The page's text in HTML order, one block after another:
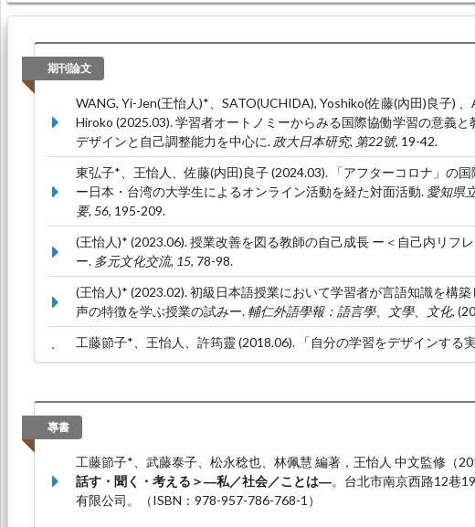
期刊論文
WANG, Yi-Jen(王怡人)*、SATO(UCHIDA), Yoshiko(佐藤(內田)良子)
Hiroko (2025.03). 学習者オートノミーからみる国際協働学習の意義と
デザインと自己調整能力を中心に. 政大日本研究, 第22號, 19-42.
東弘子*、王怡人、佐藤(内田)良子 (2024.03). 「アフターコロナ」の
ー日本・台湾の大学生によるオンライン活動を経た対面活動. 愛知県
要, 56, 195-209.
(王怡人)* (2023.06). 授業改善を図る教師の自己成長 ー＜自己内リフ
ー. 多元文化交流, 15, 78-98.
(王怡人)* (2023.02). 初級日本語授業において学習者が言語知識を構
声の特徴を学ぶ授業の試みー.輔仁外語學報：語言學、文學、文化,
工藤節子*、王怡人、許筠靈 (2018.06). 「自分の学習をデザインする
の試みー」.『多元文化交流』, 10, 298-324.
專書
工藤節子*、武藤泰子、松永稔也、林佩慧 編著，王怡人 中文監修（
話す・聞く・考える＞―私／社会／ことは―。台北市南京西路12巷
有限公司。（ISBN：978-957-786-768-1）